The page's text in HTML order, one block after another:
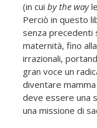
(in cui by the way
Perciò in questo
senza precedenti
maternità, fino
irrazionali,
gran voce un
diventare
deve essere una
una missione di